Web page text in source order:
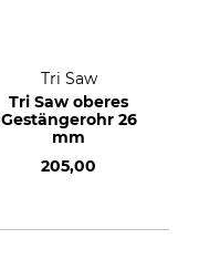
Tri Saw
Tri Saw oberes
Gestängerohr 26
mm
205,00